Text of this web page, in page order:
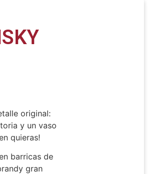
original:
y un vaso
quieras!
barricas de
gran